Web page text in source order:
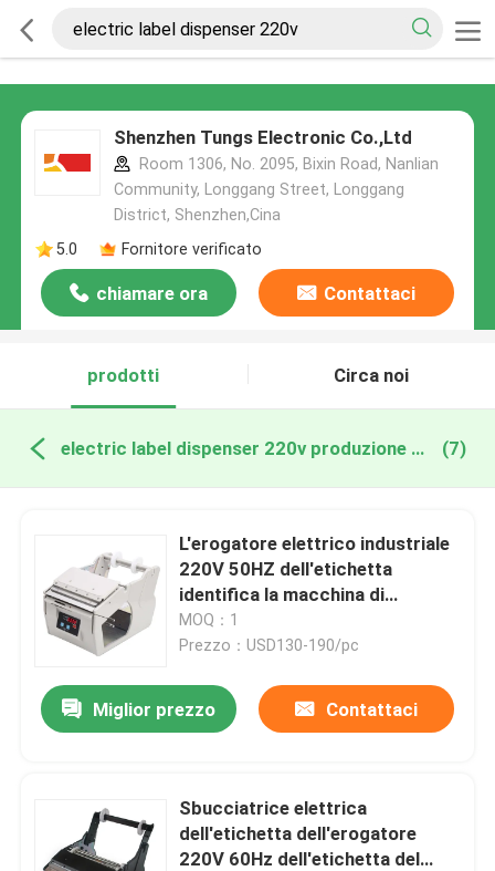
Shenzhen Tungs Electronic Co.,Ltd
Room 1306, No. 2095, Bixin Road, Nanlian
Community, Longgang Street, Longgang
District, Shenzhen,Cina
5.0
Fornitore verificato
chiamare ora Contattaci
prodotti Circa noi
electric label dispenser 220v produzione online (7)
L'erogatore elettrico industriale
220V 50HZ dell'etichetta
identifica la macchina di
spogliatura
MOQ：1
Prezzo：USD130-190/pc
Miglior prezzo Contattaci
Sbucciatrice elettrica
dell'etichetta dell'erogatore
220V 60Hz dell'etichetta del